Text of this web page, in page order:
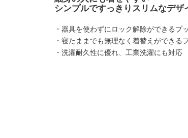
シンプルですっきりスリムなデザ
・器具を使わずにロック解除ができるプ
・寝たままでも無理なく着替えができる
・洗濯耐久性に優れ、工業洗濯にも対応